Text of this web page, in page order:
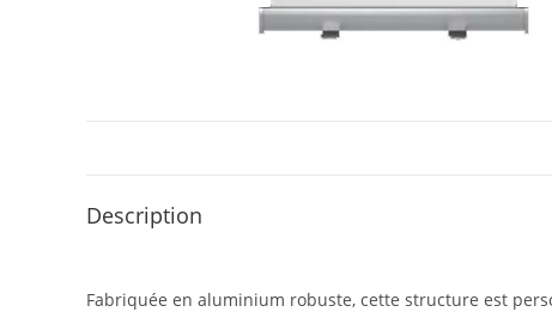
Description
Fabriquée en aluminium robuste, cette structure est